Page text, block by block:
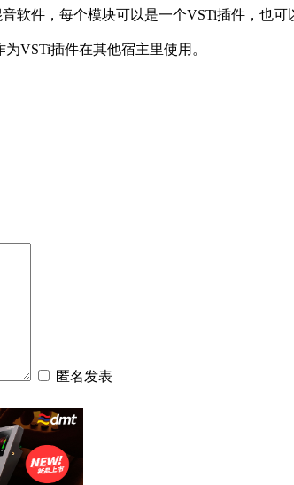
软件，每个模块可以是一个VSTi插件，也
VSTi插件在其他宿主里使用。
匿名发表